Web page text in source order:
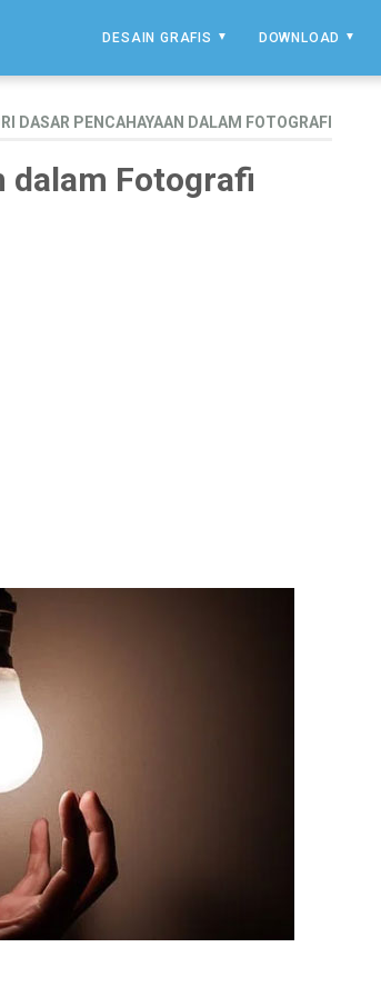
DESAIN GRAFIS DOWNLOAD
DASAR PENCAHAYAAN DALAM FOTOGRAFI
dalam Fotografi